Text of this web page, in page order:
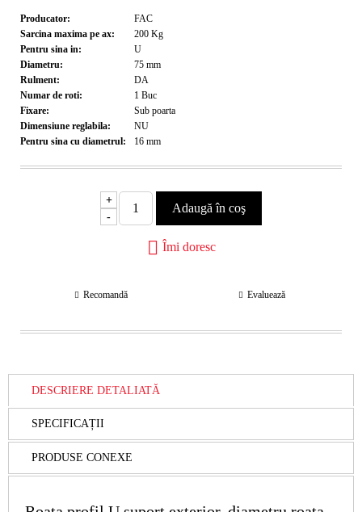
Producator:
FAC
Sarcina maxima pe ax:
200 Kg
Pentru sina in:
U
Diametru:
75 mm
Rulment:
DA
Numar de roti:
1 Buc
Fixare:
Sub poarta
Dimensiune reglabila:
NU
Pentru sina cu diametrul:
16 mm
+
-
Îmi doresc
Recomandă Evaluează
DESCRIERE DETALIATĂ
SPECIFICAȚII
PRODUSE CONEXE